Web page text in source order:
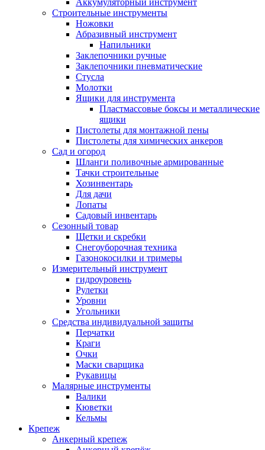
Аккумуляторный инструмент
Строительные инструменты
Ножовки
Абразивный инструмент
Напильники
Заклепочники ручные
Заклепочники пневматические
Стусла
Молотки
Ящики для инструмента
Пластмассовые боксы и металлические
ящики
Пистолеты для монтажной пены
Пистолеты для химических анкеров
Сад и огород
Шланги поливочные армированные
Тачки строительные
Хозинвентарь
Для дачи
Лопаты
Садовый инвентарь
Сезонный товар
Щетки и скребки
Снегоуборочная техника
Газонокосилки и тримеры
Измерительный инструмент
гидроуровень
Рулетки
Уровни
Угольники
Средства индивидуальной защиты
Перчатки
Краги
Очки
Маски сварщика
Рукавицы
Малярные инструменты
Валики
Кюветки
Кельмы
Крепеж
Анкерный крепеж